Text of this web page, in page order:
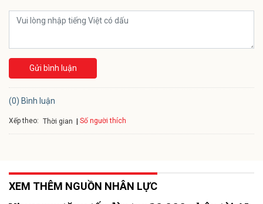
Gửi bình luận
(0) Bình luận
Xếp theo: Thời gian Số người thích
XEM THÊM NGUỒN NHÂN LỰC